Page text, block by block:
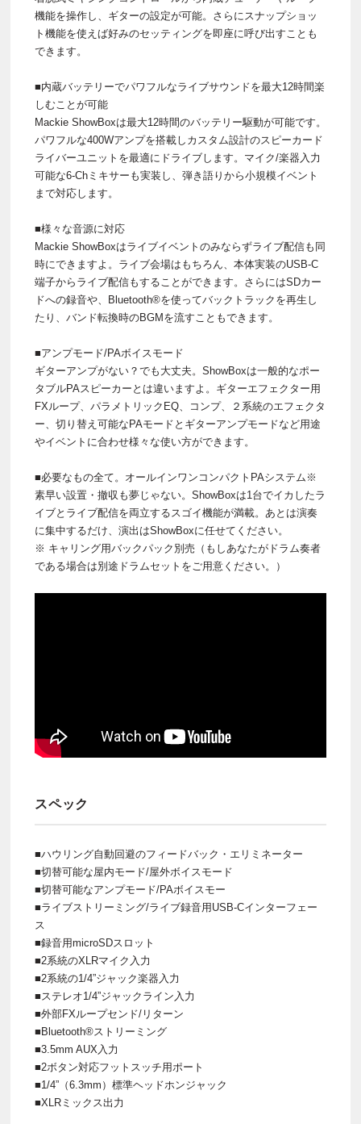
機能を操作し、ギターの設定が可能。さらにスナップショッ
ト機能を使えば好みのセッティングを即座に呼び出すことも
できます。
■内蔵バッテリーでパワフルなライブサウンドを最大12時間楽
しむことが可能
Mackie ShowBoxは最大12時間のバッテリー駆動が可能です。
パワフルな400Wアンプを搭載しカスタム設計のスピーカード
ライバーユニットを最適にドライブします。マイク/楽器入力
可能な6-Chミキサーも実装し、弾き語りから小規模イベント
まで対応します。
■様々な音源に対応
Mackie ShowBoxはライブイベントのみならずライブ配信も同
時にできますよ。ライブ会場はもちろん、本体実装のUSB-C
端子からライブ配信もすることができます。さらにはSDカー
ドへの録音や、Bluetooth®を使ってバックトラックを再生し
たり、バンド転換時のBGMを流すこともできます。
■アンプモード/PAボイスモード
ギターアンプがない？でも大丈夫。ShowBoxは一般的なポー
タブルPAスピーカーとは違いますよ。ギターエフェクター用
FXループ、パラメトリックEQ、コンプ、２系統のエフェクタ
ー、切り替え可能なPAモードとギターアンプモードなど用途
やイベントに合わせ様々な使い方ができます。
■必要なもの全て。オールインワンコンパクトPAシステム※
素早い設置・撤収も夢じゃない。ShowBoxは1台でイカしたラ
イブとライブ配信を両立するスゴイ機能が満載。あとは演奏
に集中するだけ、演出はShowBoxに任せてください。
※ キャリング用バックパック別売（もしあなたがドラム奏者
である場合は別途ドラムセットをご用意ください。）
スペック
■ハウリング自動回避のフィードバック・エリミネーター
■切替可能な屋内モード/屋外ボイスモード
■切替可能なアンプモード/PAボイスモー
■ライブストリーミング/ライブ録音用USB-Cインターフェー
ス
■録音用microSDスロット
■2系統のXLRマイク入力
■2系統の1/4”ジャック楽器入力
■ステレオ1/4”ジャックライン入力
■外部FXループセンド/リターン
■Bluetooth®ストリーミング
■3.5mm AUX入力
■2ボタン対応フットスッチ用ポート
■1/4”（6.3mm）標準ヘッドホンジャック
■XLRミックス出力